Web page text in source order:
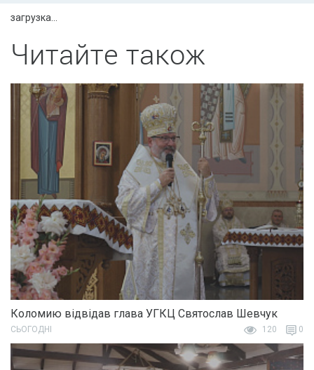
загрузка...
Читайте також
Коломию відвідав глава УГКЦ Святослав Шевчук
СЬОГОДНІ 120 0